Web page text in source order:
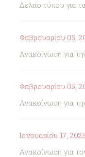
Δελτίο τύπου για
Φεβρουαρίου 05,
Ανακοίνωση για
Φεβρουαρίου 05,
Ανακοίνωση για
Ιανουαρίου 17, 2025
Ανακοίνωση για